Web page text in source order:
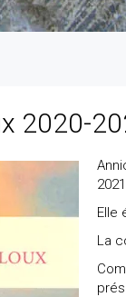
2020-
Elle
La